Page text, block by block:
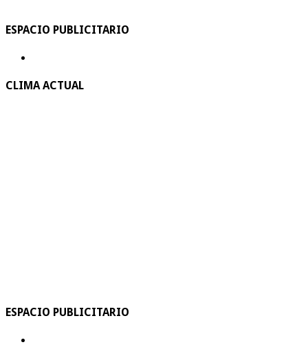
ESPACIO PUBLICITARIO
CLIMA ACTUAL
ESPACIO PUBLICITARIO